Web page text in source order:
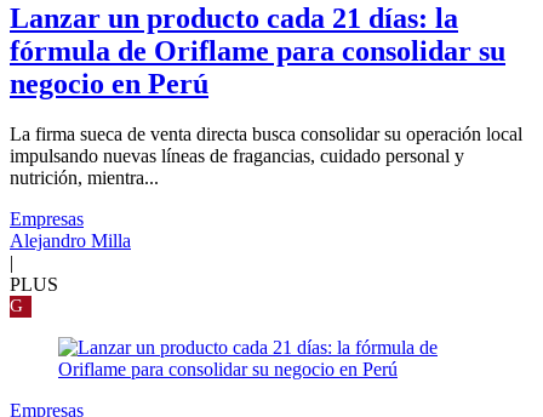
Lanzar un producto cada 21 días: la
fórmula de Oriflame para consolidar su
negocio en Perú
La firma sueca de venta directa busca consolidar su operación local
impulsando nuevas líneas de fragancias, cuidado personal y
nutrición, mientra...
Empresas
Alejandro Milla
PLUS
G
Empresas